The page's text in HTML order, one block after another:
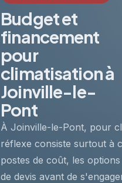
Budget et
financement
pour
climatisation à
Joinville-le-
Pont
À Joinville-le-Pont, pour
réflexe consiste surtout à
postes de coût, les
de devis avant de